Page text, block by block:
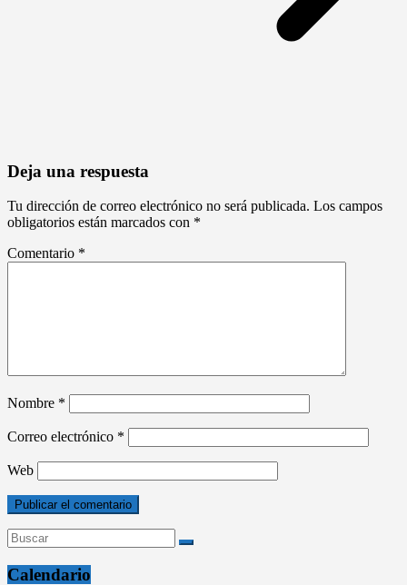
Deja una respuesta
Tu dirección de correo electrónico no será publicada. Los campos
obligatorios están marcados con *
Comentario *
Nombre *
Correo electrónico *
Web
Calendario